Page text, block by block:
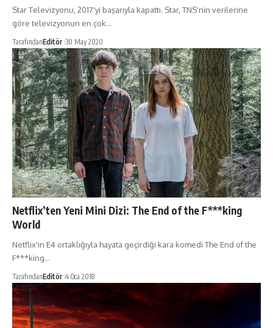
Star Televizyonu, 2017'yi başarıyla kapattı. Star, TNS'nin verilerine
göre televizyonun en çok…
TarafındanEditör 30 May 2020
Netflix’ten Yeni Mini Dizi: The End of the F***king
World
Netflix'in E4 ortaklığıyla hayata geçirdiği kara komedi The End of the
F***king…
TarafındanEditör 4 Oca 2018